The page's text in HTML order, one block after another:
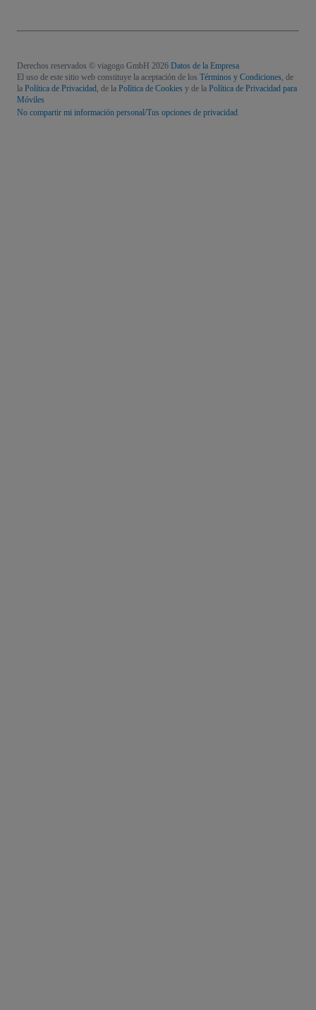
Derechos reservados © viagogo GmbH 2026 Datos de la Empresa
El uso de este sitio web constituye la aceptación de los Términos y Condiciones , de
la Política de Privacidad , de la Política de Cookies y de la Política de Privacidad para
Móviles
No compartir mi información personal/Tus opciones de privacidad